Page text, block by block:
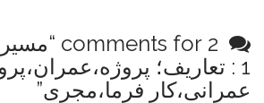
a
v
i
1 : تعاریف؛
عمرانی،کار فرما،مجری”